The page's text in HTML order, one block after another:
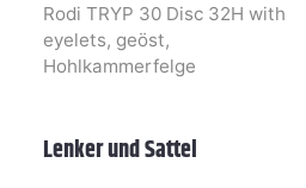
Rodi TRYP 30 Disc 32H with
eyelets, geöst,
Hohlkammerfelge
Lenker und Sattel